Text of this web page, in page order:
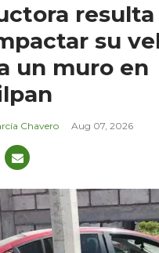
resulta
su
un muro en
Chavero Aug 07, 2026